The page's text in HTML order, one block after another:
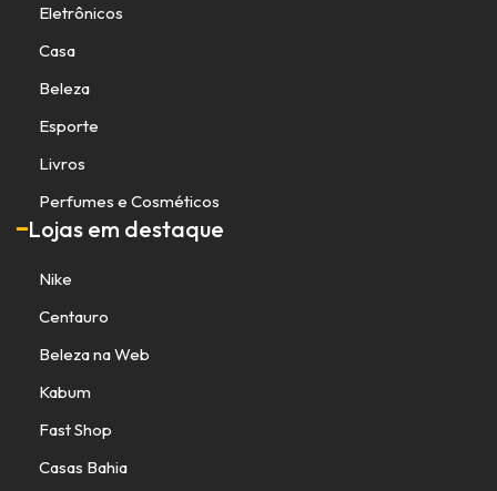
Eletrônicos
Casa
Beleza
Esporte
Livros
Perfumes e Cosméticos
Lojas em destaque
Nike
Centauro
Beleza na Web
Kabum
Fast Shop
Casas Bahia